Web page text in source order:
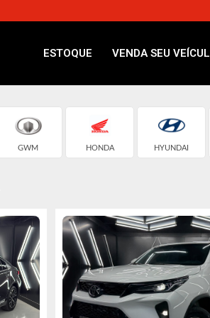
ESTOQUE VENDA SEU
GWM HONDA HYUNDAI